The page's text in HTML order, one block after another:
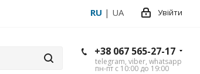
Увійти
RU | UA
+38 067 565-27-17
telegram, viber, whatsapp
пн-пт с 10:00 до 19:00